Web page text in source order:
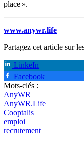
place ».
www.anywr.life
Partagez cet article sur
LinkeIn
Facebook
Mots-clés :
AnyWR
AnyWR.Life
Cooptalis
emploi
recrutement